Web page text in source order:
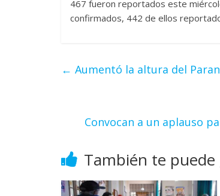
467 fueron reportados este
confirmados, 442 de ellos
← Aumentó la altura del
Convocan a un aplauso
También te